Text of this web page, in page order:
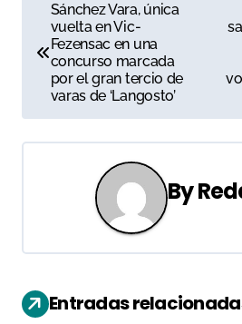
a
e
g
i
ó
Sánchez Vara, única
vuelta en Vic-
Fezensac en una
concurso marcada
por el gran tercio de
varas de ‘Langosto’
By
Entradas